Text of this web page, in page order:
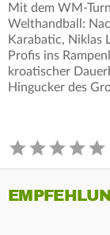
Mit dem WM-
Welthandball:
Karabatic, Niklas
Profis ins
kroatischer
Hingucker des